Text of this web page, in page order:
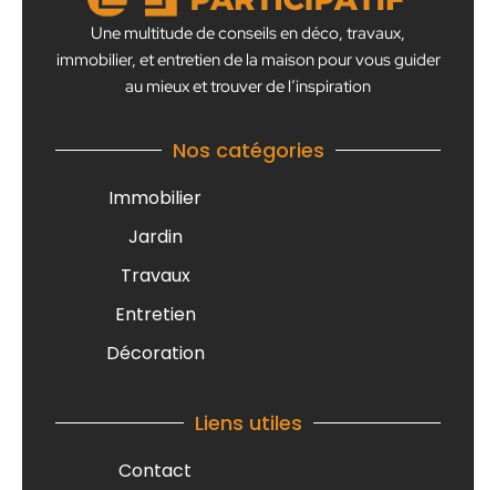
Une multitude de conseils en déco, travaux,
immobilier, et entretien de la maison pour vous guider
au mieux et trouver de l’inspiration
Nos catégories
Immobilier
Jardin
Travaux
Entretien
Décoration
Liens utiles
Contact